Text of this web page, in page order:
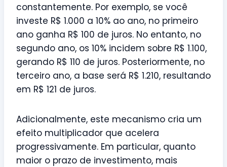
constantemente. Por exemplo, se você
investe R$ 1.000 a 10% ao ano, no primeiro
ano ganha R$ 100 de juros. No entanto, no
segundo ano, os 10% incidem sobre R$ 1.100,
gerando R$ 110 de juros. Posteriormente, no
terceiro ano, a base será R$ 1.210, resultando
em R$ 121 de juros.
Adicionalmente, este mecanismo cria um
efeito multiplicador que acelera
progressivamente. Em particular, quanto
maior o prazo de investimento, mais